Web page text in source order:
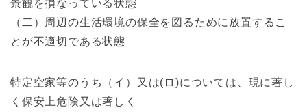
景観を損なっている状態
（二）周辺の生活環境の保全を図るために放置するこ
とが不適切である状態
特定空家等のうち（イ）又は(ロ)については、現に著し
く保安上危険又は著しく